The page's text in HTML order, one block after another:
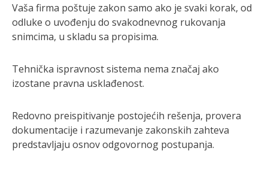
Vaša firma poštuje zakon samo ako je svaki korak, od
odluke o uvođenju do svakodnevnog rukovanja
snimcima, u skladu sa propisima.
Tehnička ispravnost sistema nema značaj ako
izostane pravna usklađenost.
Redovno preispitivanje postojećih rešenja, provera
dokumentacije i razumevanje zakonskih zahteva
predstavljaju osnov odgovornog postupanja.